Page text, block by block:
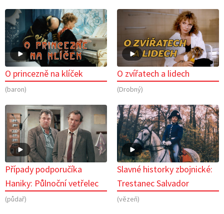
O princezně na klíček
(baron)
O zvířatech a lidech
(Drobný)
Případy podporučíka
Haniky: Půlnoční vetřelec
(půdař)
Slavné historky zbojnické:
Trestanec Salvador
(vězeň)